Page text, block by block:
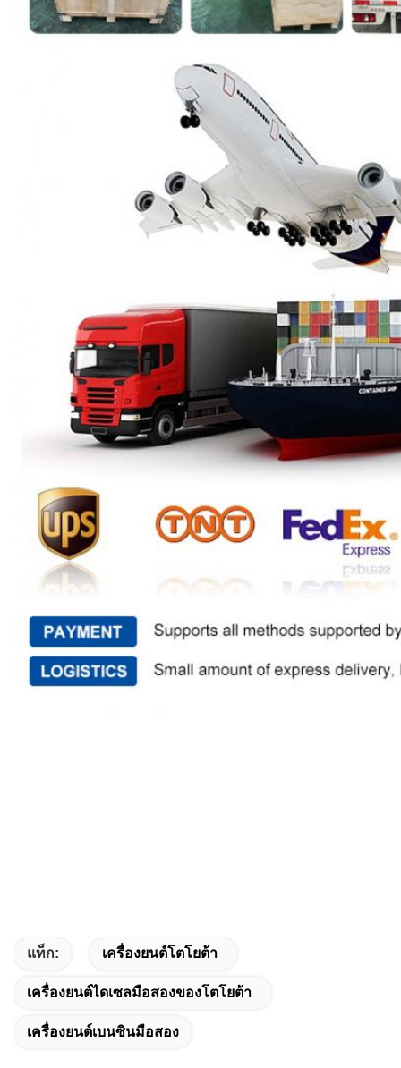
แท็ก: เครื่องยนต์โตโยต้า
เครื่องยนต์ไดเซลมือสองของโตโยต้า
เครื่องยนต์เบนซินมือสอง